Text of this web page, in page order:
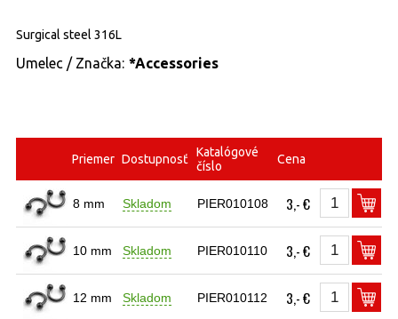
Surgical steel 316L
Umelec / Značka: *Accessories
Priemer Dostupnosť
Katalógové
číslo
Cena
8 mm Skladom PIER010108 3,- €
10 mm Skladom PIER010110 3,- €
12 mm Skladom PIER010112 3,- €